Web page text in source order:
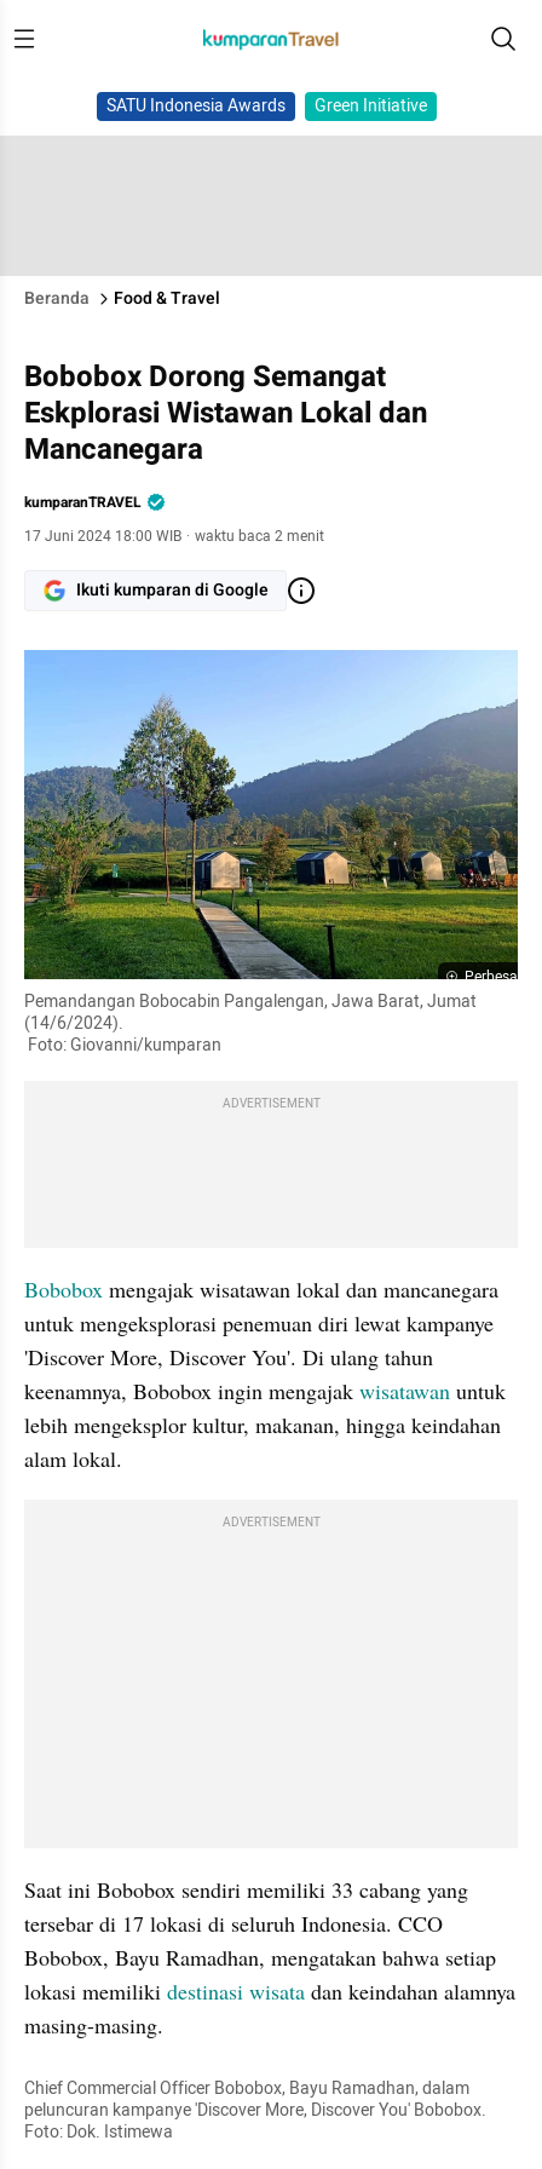
SATU Indonesia Awards Green Initiative
Beranda Food & Travel
Bobobox Dorong Semangat
Eskplorasi Wistawan Lokal dan
Mancanegara
kumparanTRAVEL
17 Juni 2024 18:00 WIB · waktu baca 2 menit
Ikuti kumparan di Google
Perbesar
Pemandangan Bobocabin Pangalengan, Jawa Barat, Jumat
(14/6/2024).
Foto: Giovanni/kumparan
ADVERTISEMENT
Bobobox mengajak wisatawan lokal dan mancanegara
untuk mengeksplorasi penemuan diri lewat kampanye
'Discover More, Discover You'. Di ulang tahun
keenamnya, Bobobox ingin mengajak wisatawan untuk
lebih mengeksplor kultur, makanan, hingga keindahan
alam lokal.
ADVERTISEMENT
Saat ini Bobobox sendiri memiliki 33 cabang yang
tersebar di 17 lokasi di seluruh Indonesia. CCO
Bobobox, Bayu Ramadhan, mengatakan bahwa setiap
lokasi memiliki destinasi wisata dan keindahan alamnya
masing-masing.
Chief Commercial Officer Bobobox, Bayu Ramadhan, dalam
peluncuran kampanye 'Discover More, Discover You' Bobobox.
Foto: Dok. Istimewa